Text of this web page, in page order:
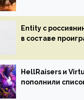
Entity с
в составе
HellRaisers и
пополнили